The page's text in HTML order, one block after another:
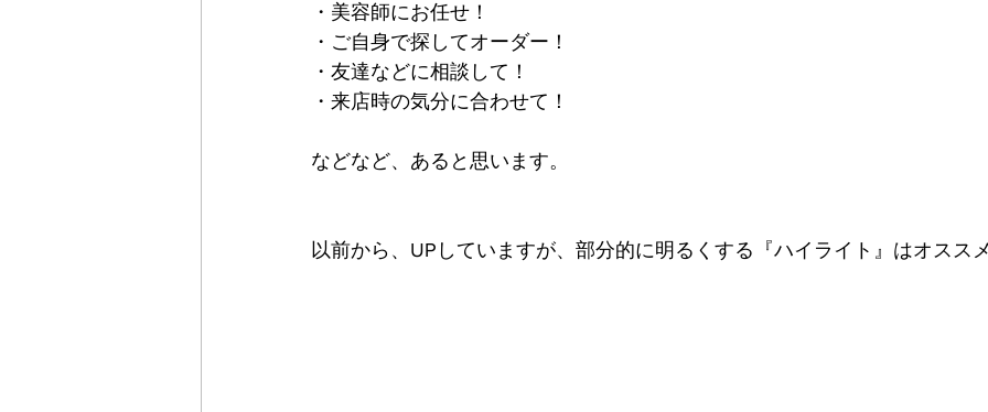
・美容師にお任せ！
・ご自身で探してオーダー！
・友達などに相談して！
・来店時の気分に合わせて！
などなど、あると思います。
以前から、UPしていますが、部分的に明るくする『ハイライト』はオスス